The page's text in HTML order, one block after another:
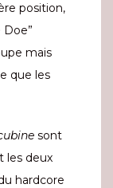
position,
mais
que les
sont
les deux
hardcore